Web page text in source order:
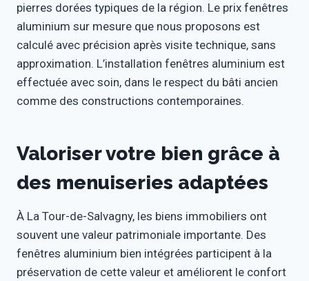
pierres dorées typiques de la région. Le prix fenêtres
aluminium sur mesure que nous proposons est
calculé avec précision après visite technique, sans
approximation. L’installation fenêtres aluminium est
effectuée avec soin, dans le respect du bâti ancien
comme des constructions contemporaines.
Valoriser votre bien grâce à
des menuiseries adaptées
À La Tour-de-Salvagny, les biens immobiliers ont
souvent une valeur patrimoniale importante. Des
fenêtres aluminium bien intégrées participent à la
préservation de cette valeur et améliorent le confort